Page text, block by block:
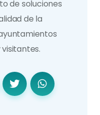
de soluciones
de la